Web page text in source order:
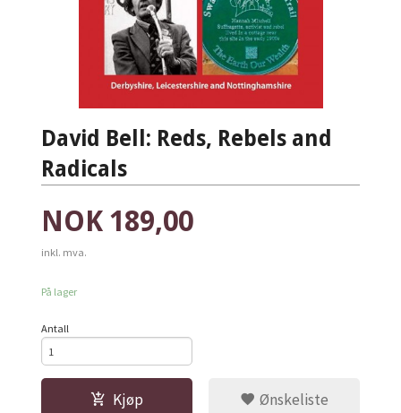
David Bell: Reds, Rebels and
Radicals
Pris
NOK 189,00
inkl. mva.
På lager
Antall
Kjøp Ønskeliste